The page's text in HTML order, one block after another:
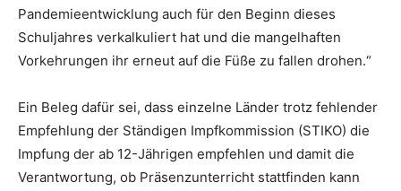
Pandemieentwicklung auch für den Beginn dieses
Schuljahres verkalkuliert hat und die mangelhaften
Vorkehrungen ihr erneut auf die Füße zu fallen drohen.“
Ein Beleg dafür sei, dass einzelne Länder trotz fehlender
Empfehlung der Ständigen Impfkommission (STIKO) die
Impfung der ab 12-Jährigen empfehlen und damit die
Verantwortung, ob Präsenzunterricht stattfinden kann